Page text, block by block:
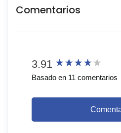
Comentarios
3.91
Basado en 11 comentarios
New content loaded